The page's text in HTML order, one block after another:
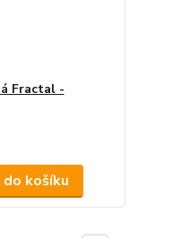
Fractal -
košíku